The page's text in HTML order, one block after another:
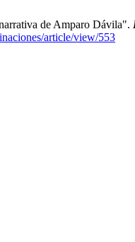
de Amparo Dávila".
article/view/553